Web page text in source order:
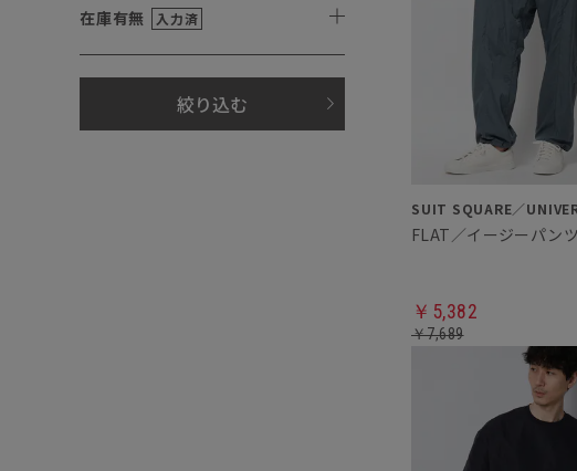
在庫有無 入力済
絞り込む
FLAT／イージーパンツ
￥5,382
￥7,689